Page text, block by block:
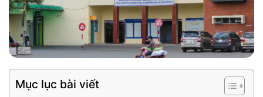
Mục lục bài viết